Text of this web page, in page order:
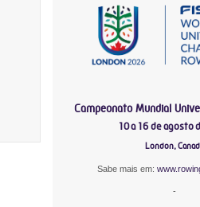
Campeonato Mundial
10 a 16 de agosto
London,
Sabe mais em:
-